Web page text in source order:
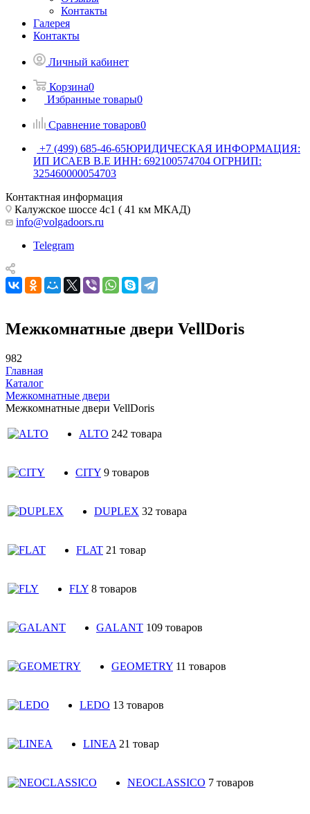
Контакты
Галерея
Контакты
Личный кабинет
Корзина0
Избранные товары0
Сравнение товаров0
+7 (499) 685-46-65ЮРИДИЧЕСКАЯ ИНФОРМАЦИЯ:
ИП ИСАЕВ В.Е ИНН: 692100574704 ОГРНИП:
325460000054703
Контактная информация
Калужское шоссе 4с1 ( 41 км МКАД)
info@volgadoors.ru
Telegram
Межкомнатные двери VellDoris
982
Главная
Каталог
Межкомнатные двери
Межкомнатные двери VellDoris
ALTO 242 товара
CITY 9 товаров
DUPLEX 32 товара
FLAT 21 товар
FLY 8 товаров
GALANT 109 товаров
GEOMETRY 11 товаров
LEDO 13 товаров
LINEA 21 товар
NEOCLASSICO 7 товаров